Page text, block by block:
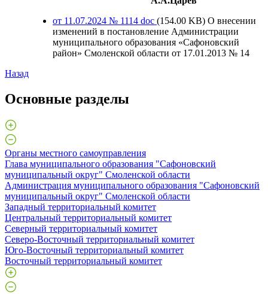
от 11.07.2024 № 1114 doc (154.00 KB) О внесении
изменений в постановление Администрации
муниципального образования «Сафоновский
район» Смоленской области от 17.01.2013 № 14
Назад
Основные разделы
Органы местного самоуправления
Глава муниципального образования "Сафоновский
муниципальный округ" Смоленской области
Администрация муниципального образования "Сафоновский
муниципальный округ" Смоленской области
Западный территориальный комитет
Центральный территориальный комитет
Северный территориальный комитет
Северо-Восточный территориальный комитет
Юго-Восточный территориальный комитет
Восточный территориальный комитет